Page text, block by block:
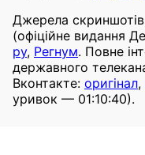
Джерела
(офіційне видання
ру, Регнум. Повне
державного
Вконтакте: оригінал,
уривок — 01:10:40).